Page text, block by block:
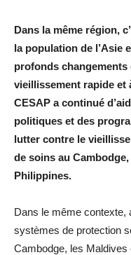
Dans la même région,
la population de l’Asie
profonds
vieillissement rapide et
CESAP a continué
politiques et des
lutter contre le
de soins au
Philippines.
Dans le même contexte,
systèmes de protection
Cambodge, les